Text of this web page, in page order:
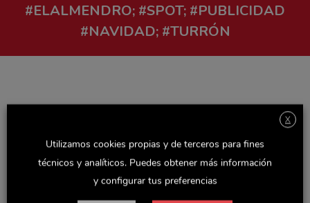
#ELALMENDRO; #SPOT; #PUBLICIDAD
#NAVIDAD; #TURRÓN
X
Utilizamos cookies propias y de terceros para fines
técnicos y analíticos. Puedes obtener más información
y configurar tus preferencias